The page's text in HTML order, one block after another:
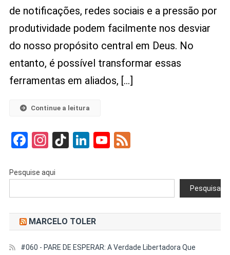
Manter
E
de notificações, redes sociais e a pressão por
produtividade podem facilmente nos desviar
do nosso propósito central em Deus. No
entanto, é possível transformar essas
ferramentas em aliados, […]
Continue a leitura
Facebook
Instagram
TikTok
LinkedIn
YouTube
Feed
Pesquise aqui
Pesquisar
MARCELO TOLER
#060 - PARE DE ESPERAR: A Verdade Libertadora Que